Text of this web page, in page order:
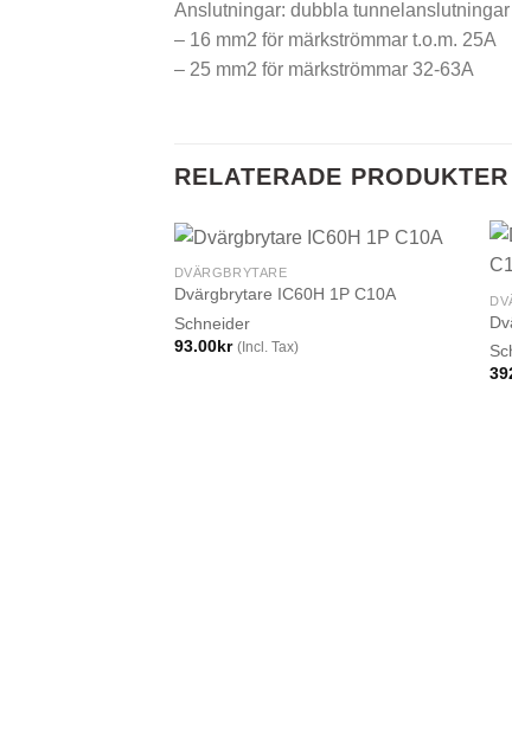
Anslutningar: dubbla
– 16 mm2 för märkströmmar t.o.m. 25A
– 25 mm2 för märkströmmar 32-63A
RELATERADE PRODUKTER
DVÄRGBRYTARE
Dvärgbrytare IC60H 1P C10A
Schneider
93.00kr (Incl. Tax)